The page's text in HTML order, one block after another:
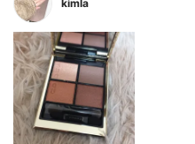
kimla